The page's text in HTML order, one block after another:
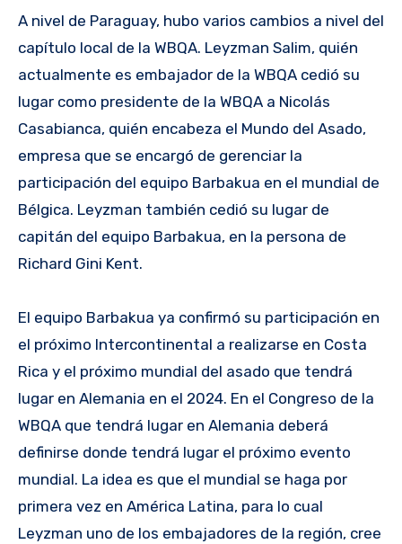
A nivel de Paraguay, hubo varios cambios a nivel del
capítulo local de la WBQA. Leyzman Salim, quién
actualmente es embajador de la WBQA cedió su
lugar como presidente de la WBQA a Nicolás
Casabianca, quién encabeza el Mundo del Asado,
empresa que se encargó de gerenciar la
participación del equipo Barbakua en el mundial de
Bélgica. Leyzman también cedió su lugar de
capitán del equipo Barbakua, en la persona de
Richard Gini Kent.
El equipo Barbakua ya confirmó su participación en
el próximo Intercontinental a realizarse en Costa
Rica y el próximo mundial del asado que tendrá
lugar en Alemania en el 2024. En el Congreso de la
WBQA que tendrá lugar en Alemania deberá
definirse donde tendrá lugar el próximo evento
mundial. La idea es que el mundial se haga por
primera vez en América Latina, para lo cual
Leyzman uno de los embajadores de la región, cree